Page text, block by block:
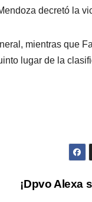
decretó la
mientras que
lugar de la
¡Dpvo Alexa